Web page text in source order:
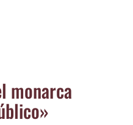
monar­ca